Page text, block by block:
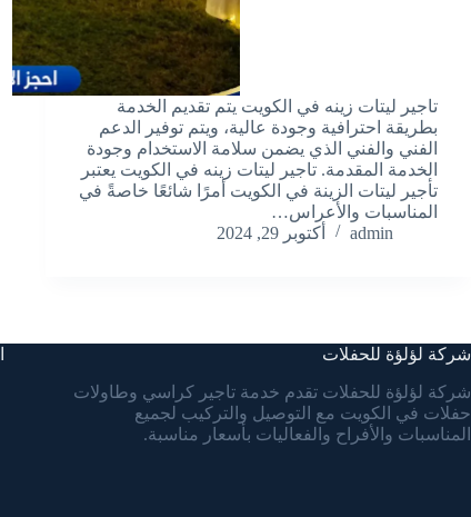
تاجير ليتات زينه في الكويت يتم تقديم الخدمة
بطريقة احترافية وجودة عالية، ويتم توفير الدعم
الفني والفني الذي يضمن سلامة الاستخدام وجودة
الخدمة المقدمة. تاجير ليتات زينه في الكويت يعتبر
تأجير ليتات الزينة في الكويت أمرًا شائعًا خاصةً في
المناسبات والأعراس…
admin
أكتوبر 29, 2024
شركة لؤلؤة للحفلات
شركة لؤلؤة للحفلات تقدم خدمة تاجير كراسي وطاولات
حفلات في الكويت مع التوصيل والتركيب لجميع
المناسبات والأفراح والفعاليات بأسعار مناسبة.